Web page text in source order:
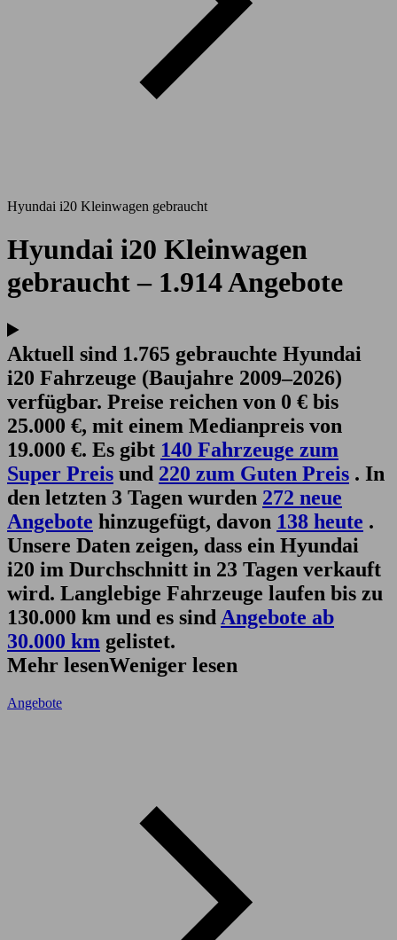
Hyundai i20 Kleinwagen gebraucht
Hyundai i20 Kleinwagen
gebraucht – 1.914 Angebote
Aktuell sind 1.765 gebrauchte Hyundai
i20 Fahrzeuge (Baujahre 2009–2026)
verfügbar. Preise reichen von 0 € bis
25.000 €, mit einem Medianpreis von
19.000 €. Es gibt 140 Fahrzeuge zum
Super Preis und 220 zum Guten Preis . In
den letzten 3 Tagen wurden 272 neue
Angebote hinzugefügt, davon 138 heute .
Unsere Daten zeigen, dass ein Hyundai
i20 im Durchschnitt in 23 Tagen verkauft
wird. Langlebige Fahrzeuge laufen bis zu
130.000 km und es sind Angebote ab
30.000 km gelistet.
Mehr lesenWeniger lesen
Angebote